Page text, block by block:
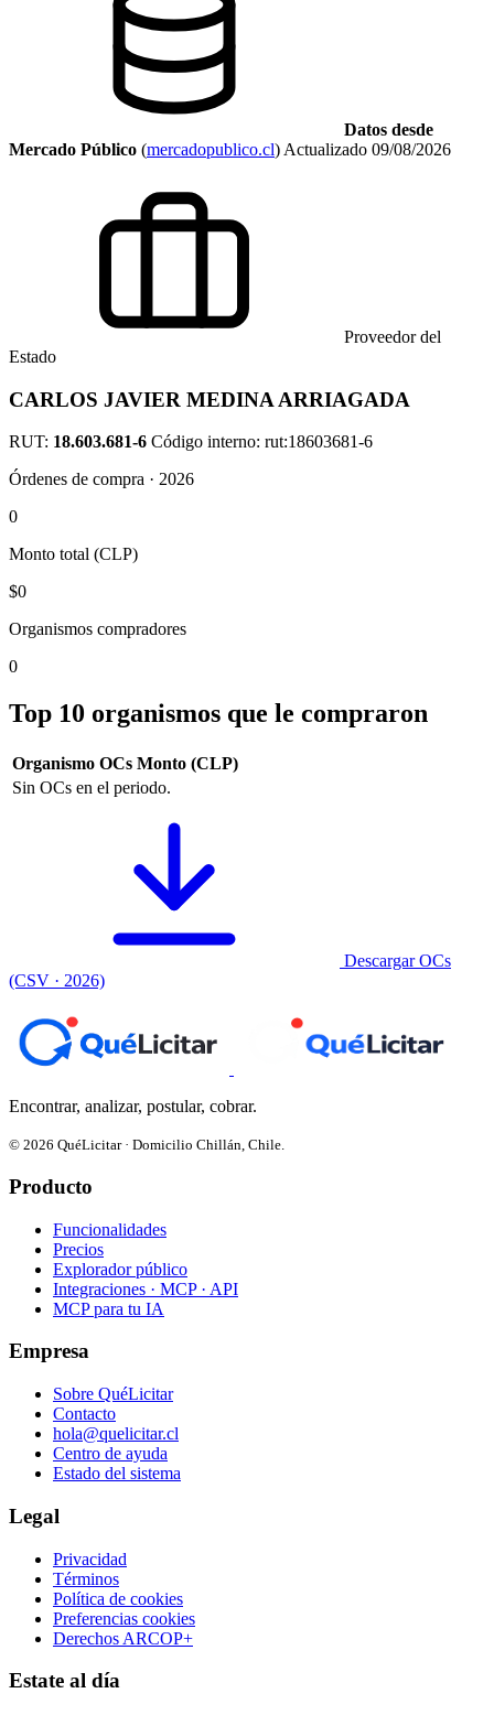
Datos desde
Mercado Público (mercadopublico.cl) Actualizado 09/08/2026
Proveedor del
Estado
CARLOS JAVIER MEDINA ARRIAGADA
RUT: 18.603.681-6 Código interno: rut:18603681-6
Órdenes de compra · 2026
0
Monto total (CLP)
$0
Organismos compradores
0
Top 10 organismos que le compraron
Organismo OCs Monto (CLP)
Sin OCs en el periodo.
Descargar OCs
(CSV · 2026)
Encontrar, analizar, postular, cobrar.
© 2026 QuéLicitar · Domicilio Chillán, Chile.
Producto
Funcionalidades
Precios
Explorador público
Integraciones · MCP · API
MCP para tu IA
Empresa
Sobre QuéLicitar
Contacto
hola@quelicitar.cl
Centro de ayuda
Estado del sistema
Legal
Privacidad
Términos
Política de cookies
Preferencias cookies
Derechos ARCOP+
Estate al día